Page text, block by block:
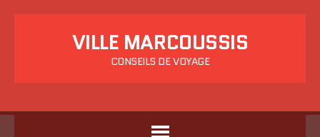
VILLE MARCOUSSIS
CONSEILS DE VOYAGE